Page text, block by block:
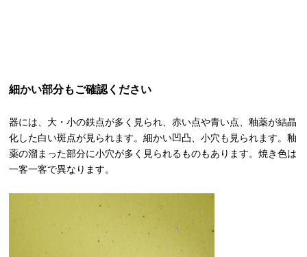
細かい部分もご確認ください
器には、大・小の鉄点が多く見られ、赤い点や青い点、釉薬が結晶
化した白い斑点が見られます。細かい凹凸、小穴も見られます。釉
薬の溜まった部分に小穴が多く見られるものもあります。焼き色は
一客一客で異なります。